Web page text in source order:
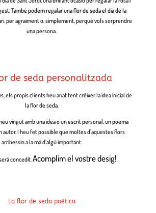
També podem regalar una flor de seda el dia de la
per agraïment o, simplement, perquè vols sorprendre
una persona.
de seda personalitzada
els propis clients heu anat fent créixer la idea inicial de
la flor de seda.
vingut amb una idea o un escrit personal, un poema
autor. I heu fet possible que moltes d’aquestes flors
arribessin a la mà d’algú important.
concedit.Acomplim el vostre desig!
La flor de seda poètica